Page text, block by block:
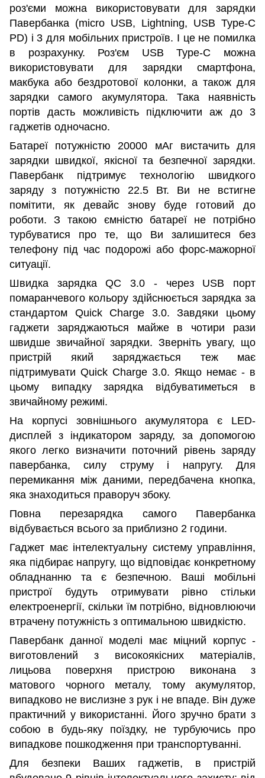
роз'єми можна використовувати для зарядки
Павербанка (micro USB, Lightning, USB Type-C
PD) і 3 для мобільних пристроїв. І це не помилка
в розрахунку. Роз'єм USB Type-C можна
використовувати для зарядки смартфона,
макбука або бездротової колонки, а також для
зарядки самого акумулятора. Така наявність
портів дасть можливість підключити аж до 3
гаджетів одночасно.
Батареї потужністю 20000 мАг вистачить для
зарядки швидкої, якісної та безпечної зарядки.
Павербанк підтримує технологію швидкого
заряду з потужністю 22.5 Вт. Ви не встигне
помітити, як девайс знову буде готовий до
роботи. З такою ємністю батареї не потрібно
турбуватися про те, що Ви залишитеся без
телефону під час подорожі або форс-мажорної
ситуації.
Швидка зарядка QC 3.0 - через USB порт
помаранчевого кольору здійснюється зарядка за
стандартом Quick Charge 3.0. Завдяки цьому
гаджети заряджаються майже в чотири рази
швидше звичайної зарядки. Зверніть увагу, що
пристрій який заряджається теж має
підтримувати Quick Charge 3.0. Якщо немає - в
цьому випадку зарядка відбуватиметься в
звичайному режимі.
На корпусі зовнішнього акумулятора є LED-
дисплей з індикатором заряду, за допомогою
якого легко визначити поточний рівень заряду
павербанка, силу струму і напругу. Для
перемикання між даними, передбачена кнопка,
яка знаходиться праворуч збоку.
Повна перезарядка самого Павербанка
відбувається всього за приблизно 2 години.
Гаджет має інтелектуальну систему управління,
яка підбирає напругу, що відповідає конкретному
обладнанню та є безпечною. Ваші мобільні
пристрої будуть отримувати рівно стільки
електроенергії, скільки їм потрібно, відновлюючи
втрачену потужність з оптимальною швидкістю.
Павербанк данної моделі має міцний корпус -
виготовлений з високоякісних матеріалів,
лицьова поверхня пристрою виконана з
матового чорного металу, тому акумулятор,
випадково не вислизне з рук і не впаде. Він дуже
практичний у використанні. Його зручно брати з
собою в будь-яку поїздку, не турбуючись про
випадкове пошкодження при транспортуванні.
Для безпеки Ваших гаджетів, в пристрій